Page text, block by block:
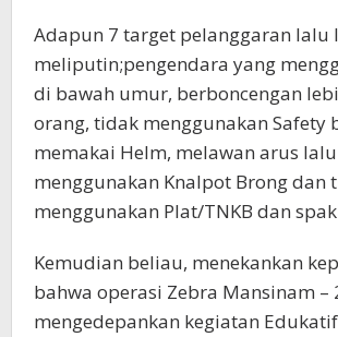
Adapun 7 target pelanggaran lalu
meliputin;pengendara yang
di bawah umur, berboncengan
orang, tidak menggunakan Safety
memakai Helm, melawan arus
menggunakan Knalpot Brong dan
menggunakan Plat/TNKB dan
Kemudian beliau, menekankan
bahwa operasi Zebra Mansinam –
mengedepankan kegiatan